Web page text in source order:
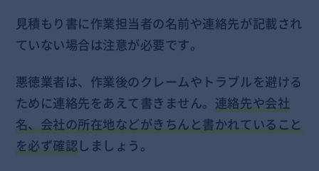
見積もり書に作業担当者の名前や連絡先が記載され
ていない場合は注意が必要です。
悪徳業者は、作業後のクレームやトラブルを避ける
ために連絡先をあえて書きません。 連絡先や会社
名、会社の所在地などがきちんと書かれていること
を必ず確認しましょう。